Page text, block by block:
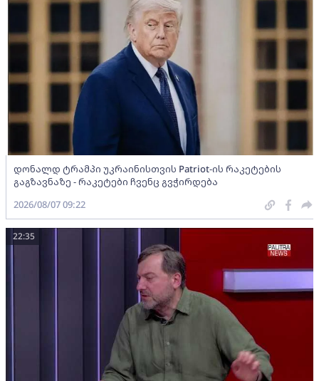
დონალდ ტრამპი უკრაინისთვის Patriot-ის რაკეტების
გაგზავნაზე - რაკეტები ჩვენც გვჭირდება
2026/08/07 09:22
22:35